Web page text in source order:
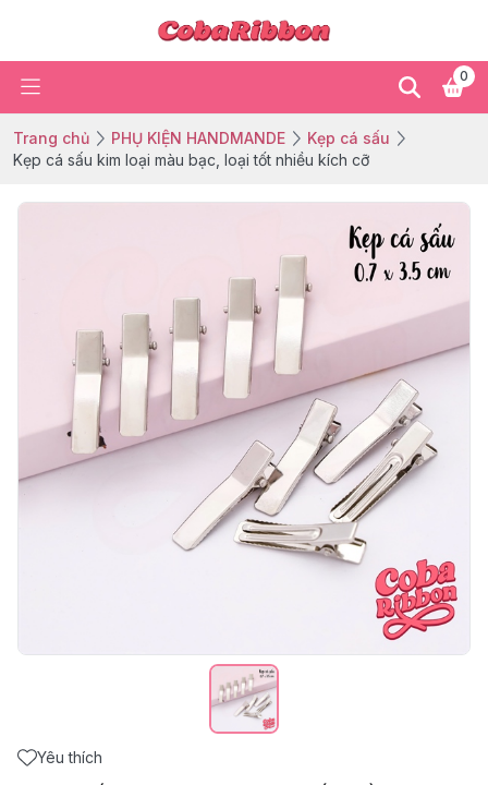
0
Trang chủ PHỤ KIỆN HANDMANDE
Kẹp cá sấu
Kẹp cá sấu kim loại màu bạc, loại tốt nhiều kích cỡ
Yêu thích